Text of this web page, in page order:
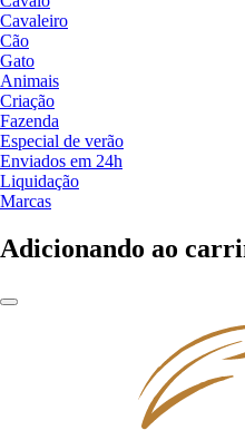
Cavaleiro
Cão
Gato
Animais
Criação
Fazenda
Especial de verão
Enviados em 24h
Liquidação
Marcas
Adicionando ao